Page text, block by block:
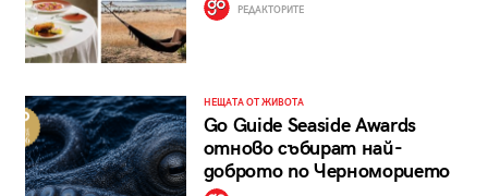
РЕДАКТОРИТЕ
НЕЩАТА ОТ ЖИВОТА
Go Guide Seaside Awards
отново събират най-
доброто по Черноморието